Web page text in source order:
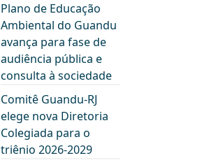
Plano de Educação
Ambiental do Guandu
avança para fase de
audiência pública e
consulta à sociedade
Comitê Guandu-RJ
elege nova Diretoria
Colegiada para o
triênio 2026-2029